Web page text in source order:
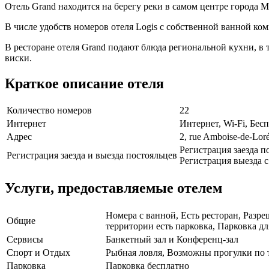
Отель Grand находится на берегу реки в самом центре
В числе удобств номеров отеля Logis с собственной ванной
В ресторане отеля Grand подают блюда региональной кухни,
виски.
Краткое описание отеля
Количество номеров
22
Интернет
Интернет, Wi-Fi,
Адрес
2, rue Amboise-de-
Регистрация заезда и выезда постояльцев
Регистрация заезда
Регистрация выезда
Услуги, предоставляемые отелем
Общие
Номера с ванной, Есть ресторан,
территории есть парковка, Парковка
Сервисы
Банкетный зал и Конференц-зал
Спорт и Отдых
Рыбная ловля, Возможны прогулки по
Парковка
Парковка бесплатно